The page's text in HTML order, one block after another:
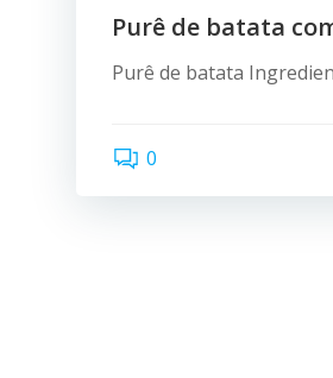
Purê de batata
Purê de batata
0